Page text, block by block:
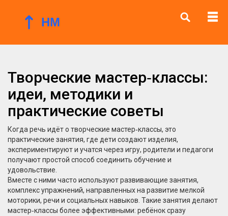
Творческие мастер‑классы:
идеи, методики и
практические советы
Когда речь идёт о творческие мастер‑классы, это
практические занятия, где дети создают изделия,
экспериментируют и учатся через игру, родители и педагоги
получают простой способ соединить обучение и
удовольствие.
Вместе с ними часто используютразвивающие занятия,
комплекс упражнений, направленных на развитие мелкой
моторики, речи и социальных навыков . Такие занятия делают
мастер‑классы более эффективными: ребёнок сразу